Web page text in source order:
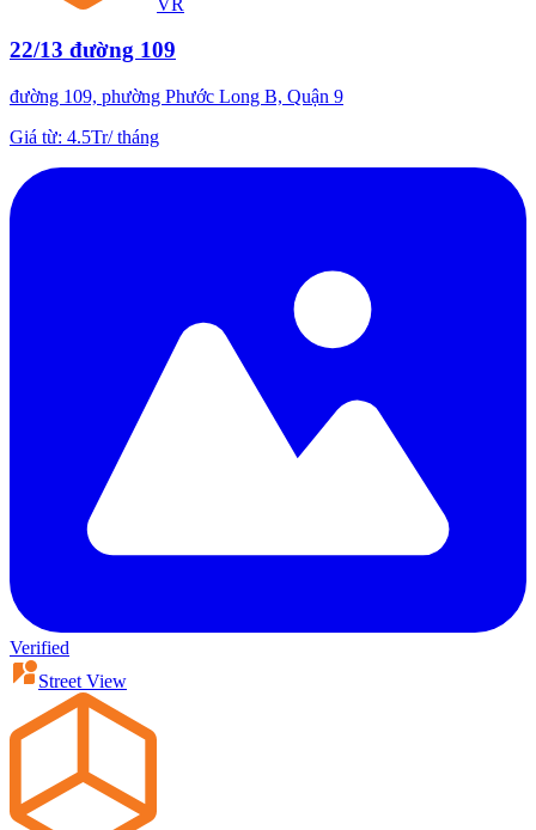
22/13 đường 109
đường 109, phường Phước Long B, Quận 9
Giá từ: 4.5Tr/tháng
Verified
Street View